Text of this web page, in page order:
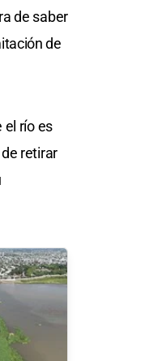
de saber
de
el río es
retirar